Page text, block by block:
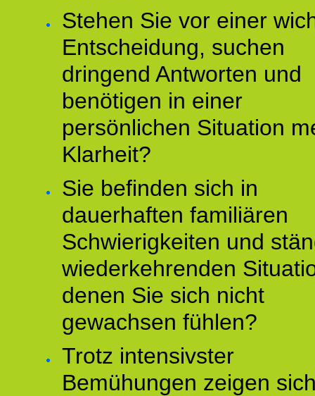
Stehen Sie vor einer
Entscheidung, suchen
dringend Antworten und
benötigen in einer
persönlichen Situation
Klarheit?
Sie befinden sich in
dauerhaften familiären
Schwierigkeiten und
wiederkehrenden
denen Sie sich nicht
gewachsen fühlen?
Trotz intensivster
Bemühungen zeigen